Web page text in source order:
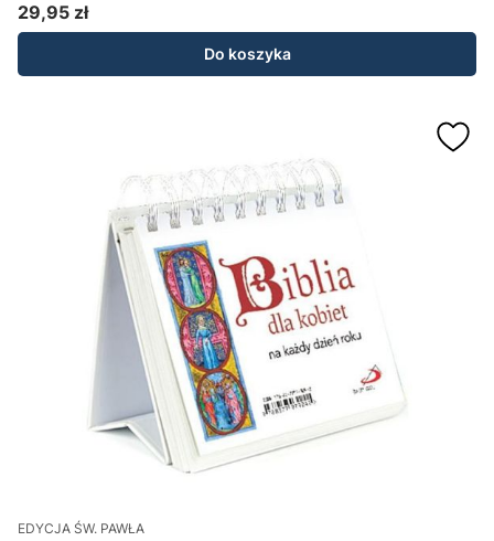
Cena
29,95 zł
Do koszyka
EDYCJA ŚW. PAWŁA